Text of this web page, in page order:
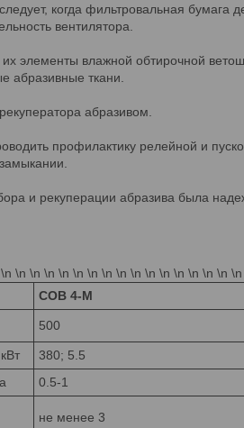
когда фильтровальная бумага
вентилятора.
элементы влажной обтирочной
абразивные ткани.
абразивом.
профилактику релейной и
и рекуперации абразива была
\n \n \n \n \n \n \n \n \n \n \n \n \n \n \n
СОВ 4-М
500
380; 5.5
0.5-1
не менее 3